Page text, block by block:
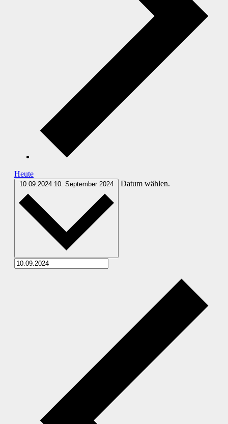
Heute
10.09.2024 10. September 2024 Datum wählen.